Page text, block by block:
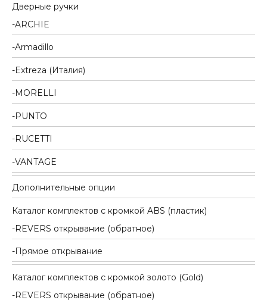
Дверные ручки
ARCHIE
Armadillo
Extreza (Италия)
MORELLI
PUNTO
RUCETTI
VANTAGE
Дополнительные опции
Каталог комплектов c кромкой ABS (пластик)
REVERS открывание (обратное)
Прямое открывание
Каталог комплектов c кромкой золото (Gold)
REVERS открывание (обратное)